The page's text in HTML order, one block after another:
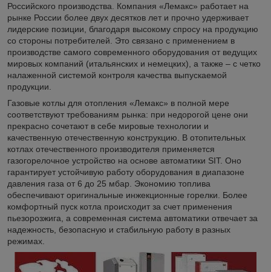
Российского производства. Компания «Лемакс» работает на
рынке России более двух десятков лет и прочно удерживает
лидерские позиции, благодаря высокому спросу на продукцию
со стороны потребителей. Это связано с применением в
производстве самого современного оборудования от ведущих
мировых компаний (итальянских и немецких), а также – с четко
налаженной системой контроля качества выпускаемой
продукции.
Газовые котлы для отопления «Лемакс» в полной мере
соответствуют требованиям рынка: при недорогой цене они
прекрасно сочетают в себе мировые технологии и
качественную отечественную конструкцию. В отопительных
котлах отечественного производителя применяется
газогорелочное устройство на основе автоматики SIT. Оно
гарантирует устойчивую работу оборудования в диапазоне
давления газа от 6 до 25 мбар. Экономию топлива
обеспечивают оригинальные инжекционные горелки. Более
комфортный пуск котла происходит за счет применения
пьезорозжига, а современная система автоматики отвечает за
надежность, безопасную и стабильную работу в разных
режимах.